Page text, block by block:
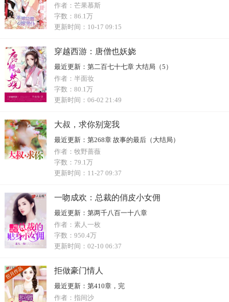
作者： 芒果慕斯
字数： 86.1万
更新时间： 10-17 09:15
穿越西游：唐僧也妖娆
最近更新： 第二百七十七章 大结局（5）
作者： 半面妆
字数： 80.1万
更新时间： 06-02 21:49
大叔，求你别宠我
最近更新： 第268章 故事的最后（大结局）
作者： 牧野蔷薇
字数： 79.1万
更新时间： 11-27 09:37
一吻成欢：总裁的俏皮小女佣
最近更新： 第两千八百一十八章
作者： 素人一枚
字数： 950.4万
更新时间： 02-10 06:37
拒做豪门情人
最近更新： 第410章，完
作者： 指间沙